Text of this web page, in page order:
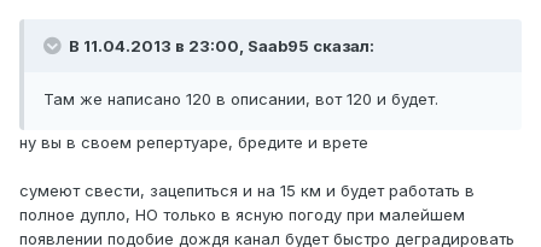
В 11.04.2013 в 23:00, Saab95 сказал:
Там же написано 120 в описании, вот 120 и будет.
ну вы в своем репертуаре, бредите и врете
сумеют свести, зацепиться и на 15 км и будет работать в
полное дупло, НО только в ясную погоду при малейшем
появлении подобие дождя канал будет быстро деградировать